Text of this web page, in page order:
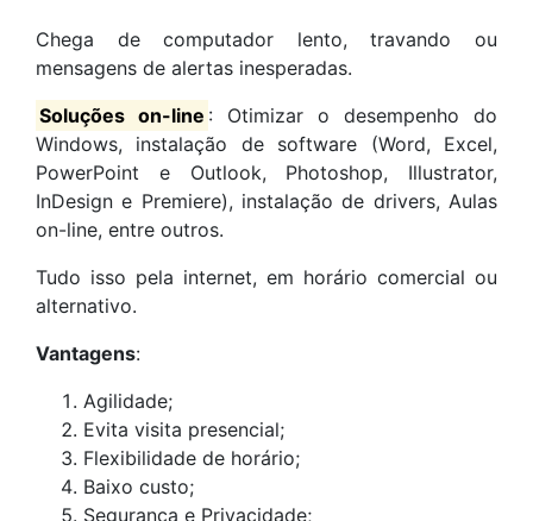
Chega de computador lento, travando ou
mensagens de alertas inesperadas.
Soluções on-line : Otimizar o desempenho do
Windows, instalação de software (Word, Excel,
PowerPoint e Outlook, Photoshop, Illustrator,
InDesign e Premiere), instalação de drivers, Aulas
on-line, entre outros.
Tudo isso pela internet, em horário comercial ou
alternativo.
Vantagens:
Agilidade;
Evita visita presencial;
Flexibilidade de horário;
Baixo custo;
Segurança e Privacidade;